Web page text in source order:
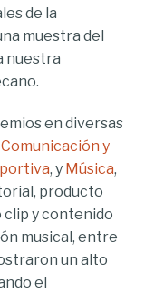
de la
muestra del
nuestra
en diversas
Comunicación y
, y Música,
producto
y contenido
musical, entre
un alto
el